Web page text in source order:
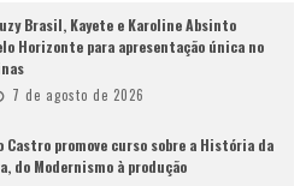
Brasil, Kayete e Karoline Absinto
Horizonte para apresentação única no
7 de agosto de 2026
Castro promove curso sobre a História da
do Modernismo à produção